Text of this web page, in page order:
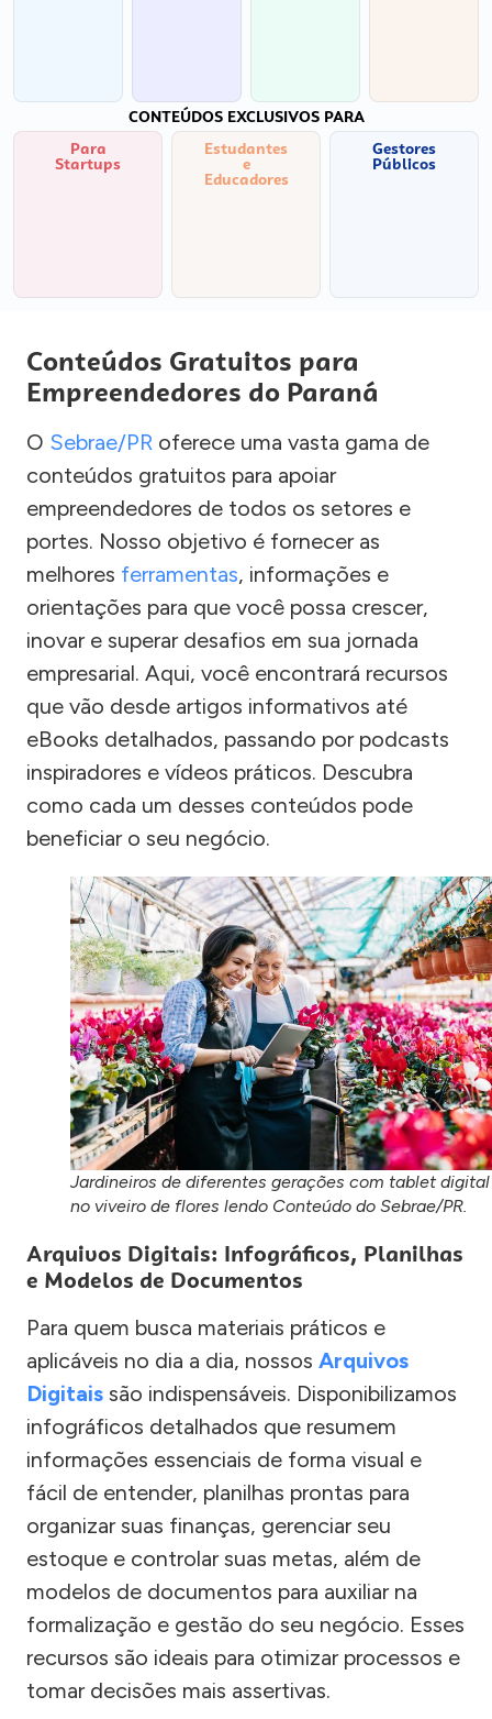
CONTEÚDOS EXCLUSIVOS PARA
Para
Startups
Estudantes
e
Educadores
Gestores
Públicos
Conteúdos Gratuitos para
Empreendedores do Paraná
O Sebrae/PR oferece uma vasta gama de
conteúdos gratuitos para apoiar
empreendedores de todos os setores e
portes. Nosso objetivo é fornecer as
melhores ferramentas, informações e
orientações para que você possa crescer,
inovar e superar desafios em sua jornada
empresarial. Aqui, você encontrará recursos
que vão desde artigos informativos até
eBooks detalhados, passando por podcasts
inspiradores e vídeos práticos. Descubra
como cada um desses conteúdos pode
beneficiar o seu negócio.
Jardineiros de diferentes gerações com tablet digital
no viveiro de flores lendo Conteúdo do Sebrae/PR.
Arquivos Digitais: Infográficos, Planilhas
e Modelos de Documentos
Para quem busca materiais práticos e
aplicáveis no dia a dia, nossos Arquivos
Digitais são indispensáveis. Disponibilizamos
infográficos detalhados que resumem
informações essenciais de forma visual e
fácil de entender, planilhas prontas para
organizar suas finanças, gerenciar seu
estoque e controlar suas metas, além de
modelos de documentos para auxiliar na
formalização e gestão do seu negócio. Esses
recursos são ideais para otimizar processos e
tomar decisões mais assertivas.